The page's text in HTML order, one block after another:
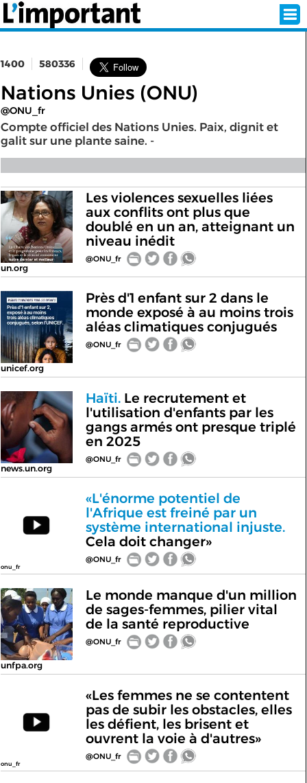
SÉLECTION DE L'ÉTÉ
SUR L'ÉCRAN D'ACCUEIL
ABONNEZ-VOUS À LA NEWSLETTER!
SUIVEZ NOUS:
< RETOUR À L'ACCUEIL
1400 580336
Nations Unies (ONU)
@ONU_fr
Compte officiel des Nations Unies. Paix, dignit et
galit sur une plante saine. -
un.org
Les violences sexuelles liées
aux conflits ont plus que
doublé en un an, atteignant un
niveau inédit
@ONU_fr
unicef.org
Près d'1 enfant sur 2 dans le
monde exposé à au moins trois
aléas climatiques conjugués
@ONU_fr
news.un.org
Haïti.Le recrutement et
l'utilisation d'enfants par les
gangs armés ont presque triplé
en 2025
@ONU_fr
onu_fr
«L'énorme potentiel de
l'Afrique est freiné par un
système international injuste.
Cela doit changer»
@ONU_fr
unfpa.org
Le monde manque d'un million
de sages-femmes, pilier vital
de la santé reproductive
@ONU_fr
onu_fr
«Les femmes ne se contentent
pas de subir les obstacles, elles
les défient, les brisent et
ouvrent la voie à d'autres»
@ONU_fr